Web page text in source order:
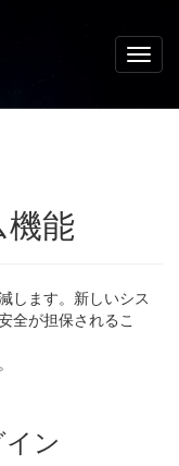
能
します。新しいシス
全が担保されるこ
ン